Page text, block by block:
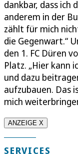
dankbar, dass ich
anderem in der
zählt für mich
die Gegenwart.“
den 1. FC Düren
Platz. „Hier kann
und dazu
aufzubauen. Das
mich
ANZEIGE X
SERVICES